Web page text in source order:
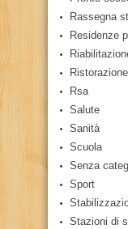
Rassegna
Residenze
Rsa
Salute
Sanità
Scuola
Senza
Sport
Stazioni di